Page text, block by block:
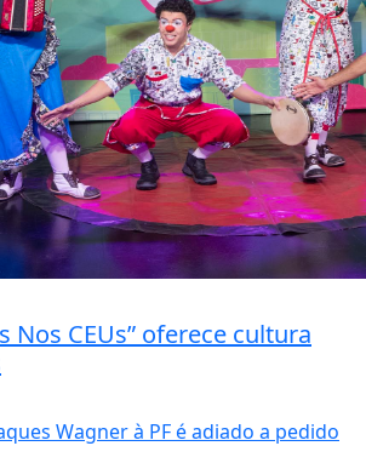
Nos CEUs” oferece cultura